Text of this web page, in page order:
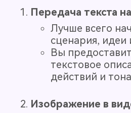
Передача текста
Лучше всего
сценария, идеи
Вы
текстовое
действий и
Изображение в